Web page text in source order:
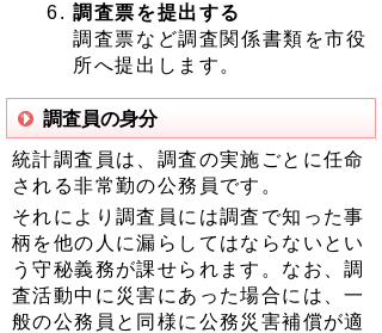
調査票を提出する
調査票など調査関係書類を市役
所へ提出します。
調査員の身分
統計調査員は、調査の実施ごとに任命
される非常勤の公務員です。
それにより調査員には調査で知った事
柄を他の人に漏らしてはならないとい
う守秘義務が課せられます。なお、調
査活動中に災害にあった場合には、一
般の公務員と同様に公務災害補償が適